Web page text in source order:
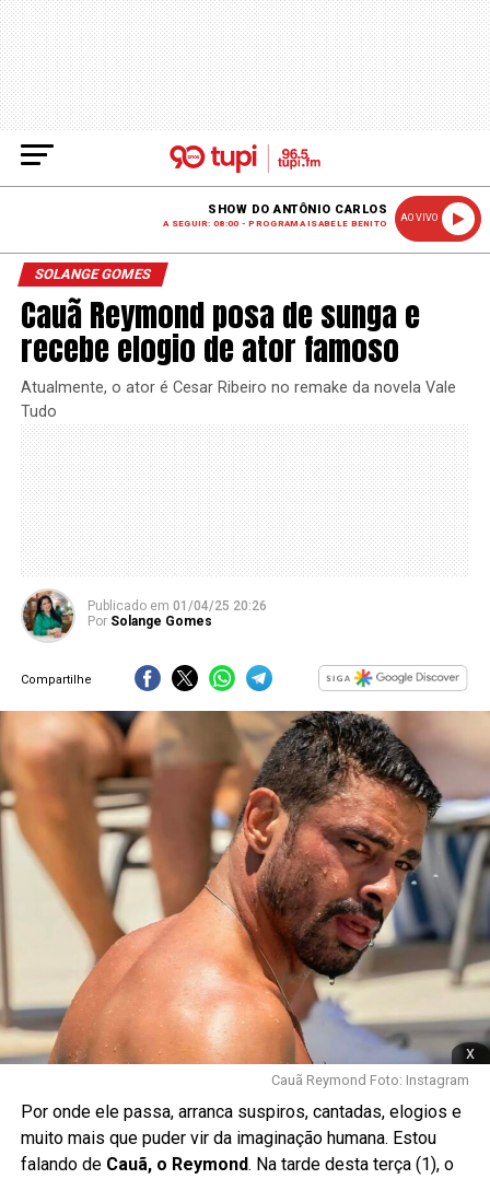
SHOW DO ANTÔNIO CARLOS
A SEGUIR: 08:00 - PROGRAMA ISABELE BENITO
AO VIVO
SOLANGE GOMES
Cauã Reymond posa de sunga e
recebe elogio de ator famoso
Atualmente, o ator é Cesar Ribeiro no remake da novela Vale
Tudo
Publicado em 01/04/25 20:26
Por Solange Gomes
Compartilhe
x
Cauã Reymond Foto: Instagram
Por onde ele passa, arranca suspiros, cantadas, elogios e
muito mais que puder vir da imaginação humana. Estou
falando de Cauã, o Reymond. Na tarde desta terça (1), o